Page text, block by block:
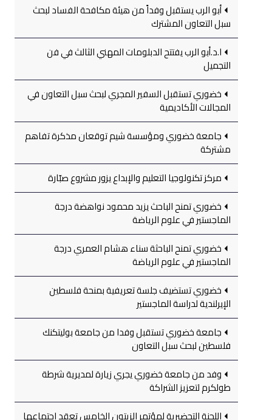
أبو الرب يستقبل وفداً من هيئة مكافحة الفساد لبحث
سبل التعاون المشترك
ا.د.أبو الرب يفتتح الدبلومات المهني الثالث في فن
التجميل
خضوري تستقبل السفير المجري لبحث سبل التعاون في
المجالات الأكاديمية
جامعة خضوري ومؤسسة شيم توقعان مذكرة تفاهم
مشتركة
مركز تكنولوجيا التعليم والإبداع يزور مشروع صبّارة
خضوري تمنح الباحث يزيد محمود نواهضة درجة
الماجستير في علوم الرياضة
خضوري تمنح الباحثة سناء هشام العمري درجة
الماجستير في علوم الرياضة
خضوري تستضيف جلسة تعريفية بمنحة فلسطين
الإيرلندية لدراسة الماجستير
جامعة خضوري تستقبل وفدا من جامعة بوليتكنك
فلسطين لبحث سبل التعاون
وفد من جامعة خضوري يجري زيارة لمديرية شرطة
طولكرم لتعزيز الشراكة
اللجنة التحضيرية لمؤتمر الزيتون الخامس تعقد اجتماعها